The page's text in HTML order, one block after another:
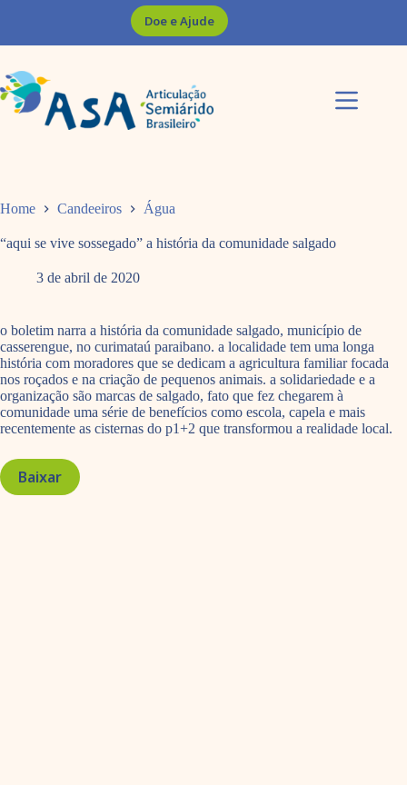
Doe e Ajude
Home Candeeiros Água
“aqui se vive sossegado” a história da comunidade salgado
3 de abril de 2020
o boletim narra a história da comunidade salgado, município de
casserengue, no curimataú paraibano. a localidade tem uma longa
história com moradores que se dedicam a agricultura familiar focada
nos roçados e na criação de pequenos animais. a solidariedade e a
organização são marcas de salgado, fato que fez chegarem à
comunidade uma série de benefícios como escola, capela e mais
recentemente as cisternas do p1+2 que transformou a realidade local.
Baixar